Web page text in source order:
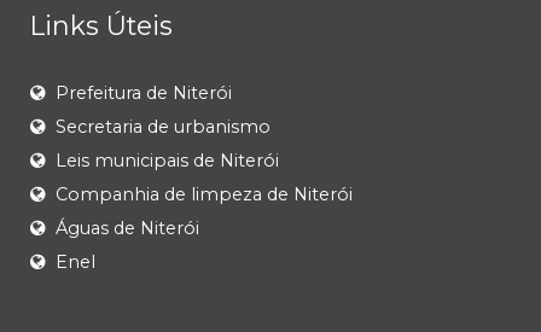
Links Úteis
Prefeitura de Niterói
Secretaria de urbanismo
Leis municipais de Niterói
Companhia de limpeza de Niterói
Águas de Niterói
Enel